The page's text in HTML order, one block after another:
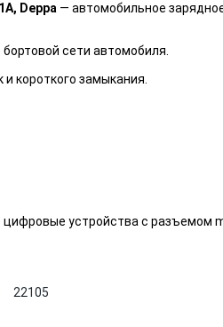
Deppa — автомобильное
сети автомобиля.
короткого замыкания.
устройства с разъемом
22105